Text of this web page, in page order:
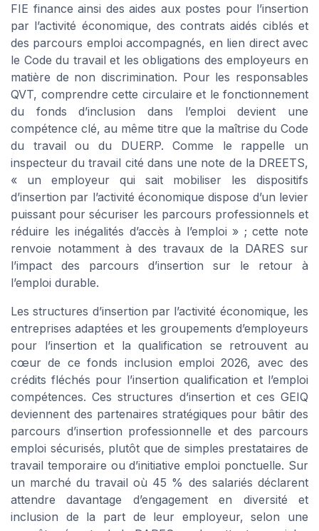
FIE finance ainsi des aides aux postes pour l’insertion
par l’activité économique, des contrats aidés ciblés et
des parcours emploi accompagnés, en lien direct avec
le Code du travail et les obligations des employeurs en
matière de non discrimination. Pour les responsables
QVT, comprendre cette circulaire et le fonctionnement
du fonds d’inclusion dans l’emploi devient une
compétence clé, au même titre que la maîtrise du Code
du travail ou du DUERP. Comme le rappelle un
inspecteur du travail cité dans une note de la DREETS,
« un employeur qui sait mobiliser les dispositifs
d’insertion par l’activité économique dispose d’un levier
puissant pour sécuriser les parcours professionnels et
réduire les inégalités d’accès à l’emploi » ; cette note
renvoie notamment à des travaux de la DARES sur
l’impact des parcours d’insertion sur le retour à
l’emploi durable.
Les structures d’insertion par l’activité économique, les
entreprises adaptées et les groupements d’employeurs
pour l’insertion et la qualification se retrouvent au
cœur de ce fonds inclusion emploi 2026, avec des
crédits fléchés pour l’insertion qualification et l’emploi
compétences. Ces structures d’insertion et ces GEIQ
deviennent des partenaires stratégiques pour bâtir des
parcours d’insertion professionnelle et des parcours
emploi sécurisés, plutôt que de simples prestataires de
travail temporaire ou d’initiative emploi ponctuelle. Sur
un marché du travail où 45 % des salariés déclarent
attendre davantage d’engagement en diversité et
inclusion de la part de leur employeur, selon une